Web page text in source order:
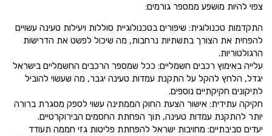
צפוי להיות מושפע ממספר גורמים:
התקדמות טכנולוגית: שיפורים בטכנולוגיית סוללות ויעילות טעינה עשויים
להפחית את הצורך בתשתיות נרחבות, מה שיכול לפשט את הדרישות
הרגולטוריות.
עלייה באימוץ רכבים חשמליים: ככל שמספר הרכבים החשמליים בישראל
יגדל, הלחץ להקל על התקנת עמדות טעינה יגבר, מה שעשוי להוביל
לתיקונים חקיקתיים נוספים.
חקיקה עתידית: אישור הצעת החוק הממתינה עשוי לספק מסגרת ברורה
יותר להתקנת עמדות טעינה, תוך הפחתת החסמים הבירוקרטיים.
יעדים סביבתיים: מחויבות ישראל להפחתת פליטות גזי חממה תעודד